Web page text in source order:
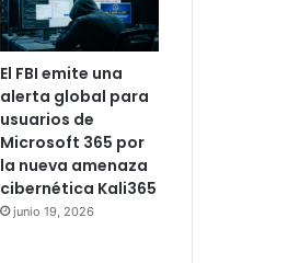
El FBI emite una
alerta global para
usuarios de
Microsoft 365 por
la nueva amenaza
cibernética Kali365
junio 19, 2026